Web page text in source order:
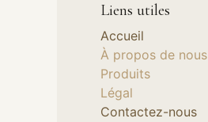
Liens utiles
Accueil
À propos de nous
Produits
Légal
Contactez-nous